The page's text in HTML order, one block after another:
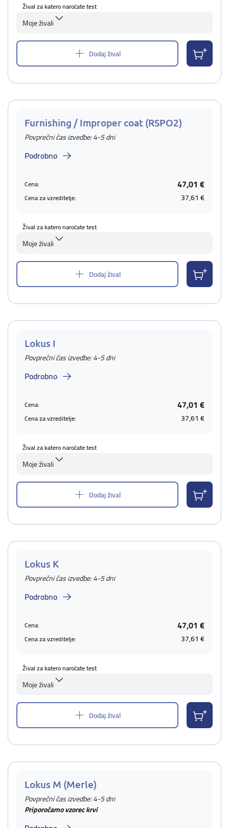
Žival za katero naročate test
Moje živali
Dodaj žival
Furnishing / Improper coat (RSPO2)
Povprečni čas izvedbe: 4-5 dni
Podrobno
Cena: 47,01 €
Cena za vzreditelje: 37,61 €
Žival za katero naročate test
Moje živali
Dodaj žival
Lokus I
Povprečni čas izvedbe: 4-5 dni
Podrobno
Cena: 47,01 €
Cena za vzreditelje: 37,61 €
Žival za katero naročate test
Moje živali
Dodaj žival
Lokus K
Povprečni čas izvedbe: 4-5 dni
Podrobno
Cena: 47,01 €
Cena za vzreditelje: 37,61 €
Žival za katero naročate test
Moje živali
Dodaj žival
Lokus M (Merle)
Povprečni čas izvedbe: 4-5 dni
Priporočamo vzorec krvi